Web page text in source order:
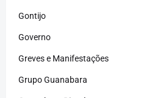
Gontijo
Governo
Greves e Manifestações
Grupo Guanabara